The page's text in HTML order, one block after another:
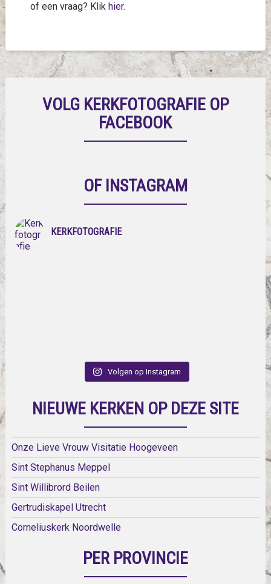
of een vraag? Klik hier.
VOLG KERKFOTOGRAFIE OP
FACEBOOK
OF INSTAGRAM
KERKFOTOGRAFIE
Volgen op Instagram
NIEUWE KERKEN OP DEZE SITE
Onze Lieve Vrouw Visitatie Hoogeveen
Sint Stephanus Meppel
Sint Willibrord Beilen
Gertrudiskapel Utrecht
Corneliuskerk Noordwelle
PER PROVINCIE